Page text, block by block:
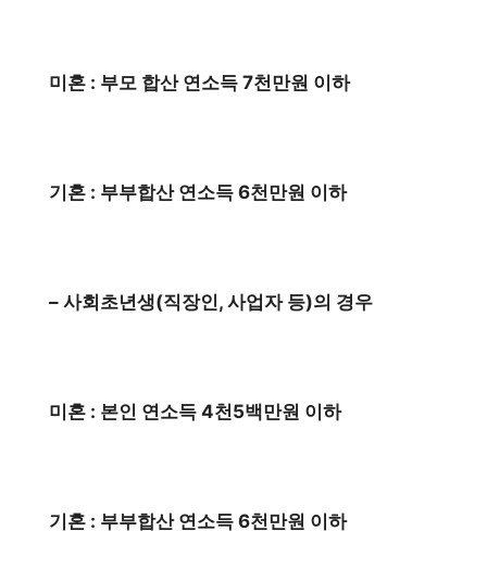
미혼 : 부모 합산 연소득 7천만원 이하
기혼 : 부부합산 연소득 6천만원 이하
– 사회초년생(직장인, 사업자 등)의 경우
미혼 : 본인 연소득 4천5백만원 이하
기혼 : 부부합산 연소득 6천만원 이하